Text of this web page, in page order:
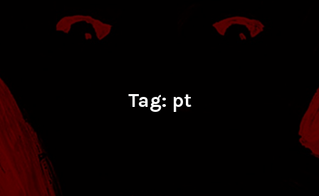
Tag: pt